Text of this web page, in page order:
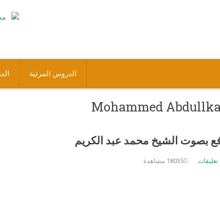
الدروس المرئية
بصوت الشيخ محمد عبد الكريم
تعليقات 18035 مشاهدة